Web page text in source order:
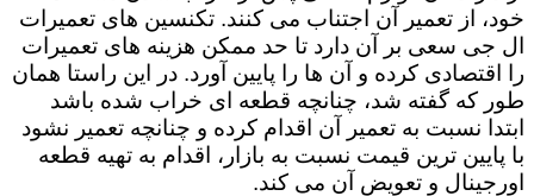
خود، از تعمیر آن اجتناب می کنند. تکنسین های تعمیرات
ال جی سعی بر آن دارد تا حد ممکن هزینه های تعمیرات
را اقتصادی کرده و آن ها را پایین آورد. در این راستا همان
طور که گفته شد، چنانچه قطعه ای خراب شده باشد
ابتدا نسبت به تعمیر آن اقدام کرده و چنانچه تعمیر نشود
با پایین ترین قیمت نسبت به بازار، اقدام به تهیه قطعه
اورجینال و تعویض آن می کند.